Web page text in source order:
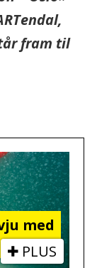
fram til
med
PLUS